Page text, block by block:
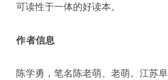
可读性于一体的好读本。
作者信息
陈学勇，笔名陈老萌、老萌。江苏